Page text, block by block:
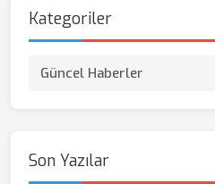
Kategoriler
Güncel Haberler
Son Yazılar